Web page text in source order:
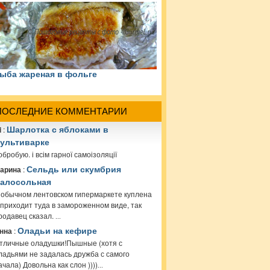
жареная в фольге
КОММЕНТАРИИ
: Шарлотка с яблоками в
і всім гарної самоізоляції
:Сельдь или скумбрия
лентовском гипермаркете куплена
туда в замороженном виде, так
сказал. ...
:Оладьи на кефире
оладушки!Пышные (хотя с
не задалась дружба с самого
Довольна как слон ))))...